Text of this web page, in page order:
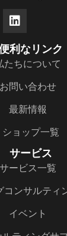
利なリンク
たちについて
お問い合わせ
最新情報
ショップ一覧
サービス
サービス一覧
コンサルティ
イベント